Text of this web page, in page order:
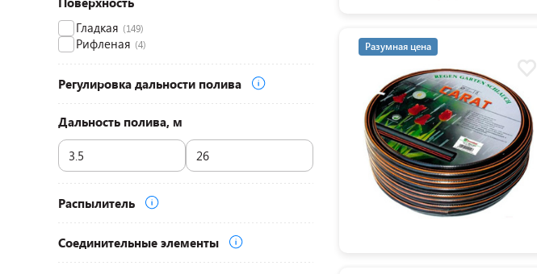
Гладкая (149)
Рифленая (4)
Регулировка дальности полива
Дальность полива, м
Распылитель
Соединительные элементы
Разумная цена